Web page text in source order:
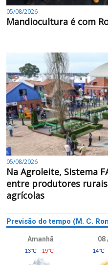
05/08/2026
Mandiocultura é com
05/08/2026
Na Agroleite, Sistema
entre produtores
agrícolas
Previsão do tempo (M. C.
Amanhã
13°C 19°C
08
14°C